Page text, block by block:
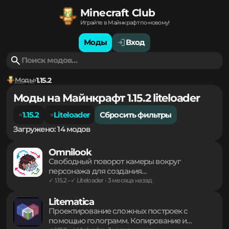
Minecraft Club
Играйте в Майнкрафт по-новому!
Моды Вход
Моды 1.15.2
Моды на Майнкрафт 1.15.2 liteloader
1.15.2 Liteloader
Сбросить фильтры
Загружено: 14 модов
Omnilook
Свободный поворот камеры вокруг
персонажа для создания
окрестностей без смены направления
взгляда основного героя. Легкий инструмент
для комфортного управления обзором в
Litematica
Проектирование сложных построек с